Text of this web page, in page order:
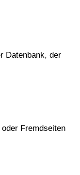
Datenbank, der
Fremdseiten